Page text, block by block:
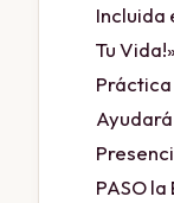
Incluida
Tu
Práctica
Ayudará
PASO